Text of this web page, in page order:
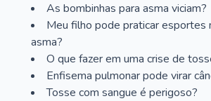
As bombinhas para asma viciam?
Meu filho pode praticar esportes
asma?
O que fazer em uma crise de
Enfisema pulmonar pode virar
Tosse com sangue é perigoso?